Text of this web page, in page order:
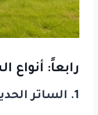
رابعاً: أنواع
1. الساتر الحديدي المزخرف